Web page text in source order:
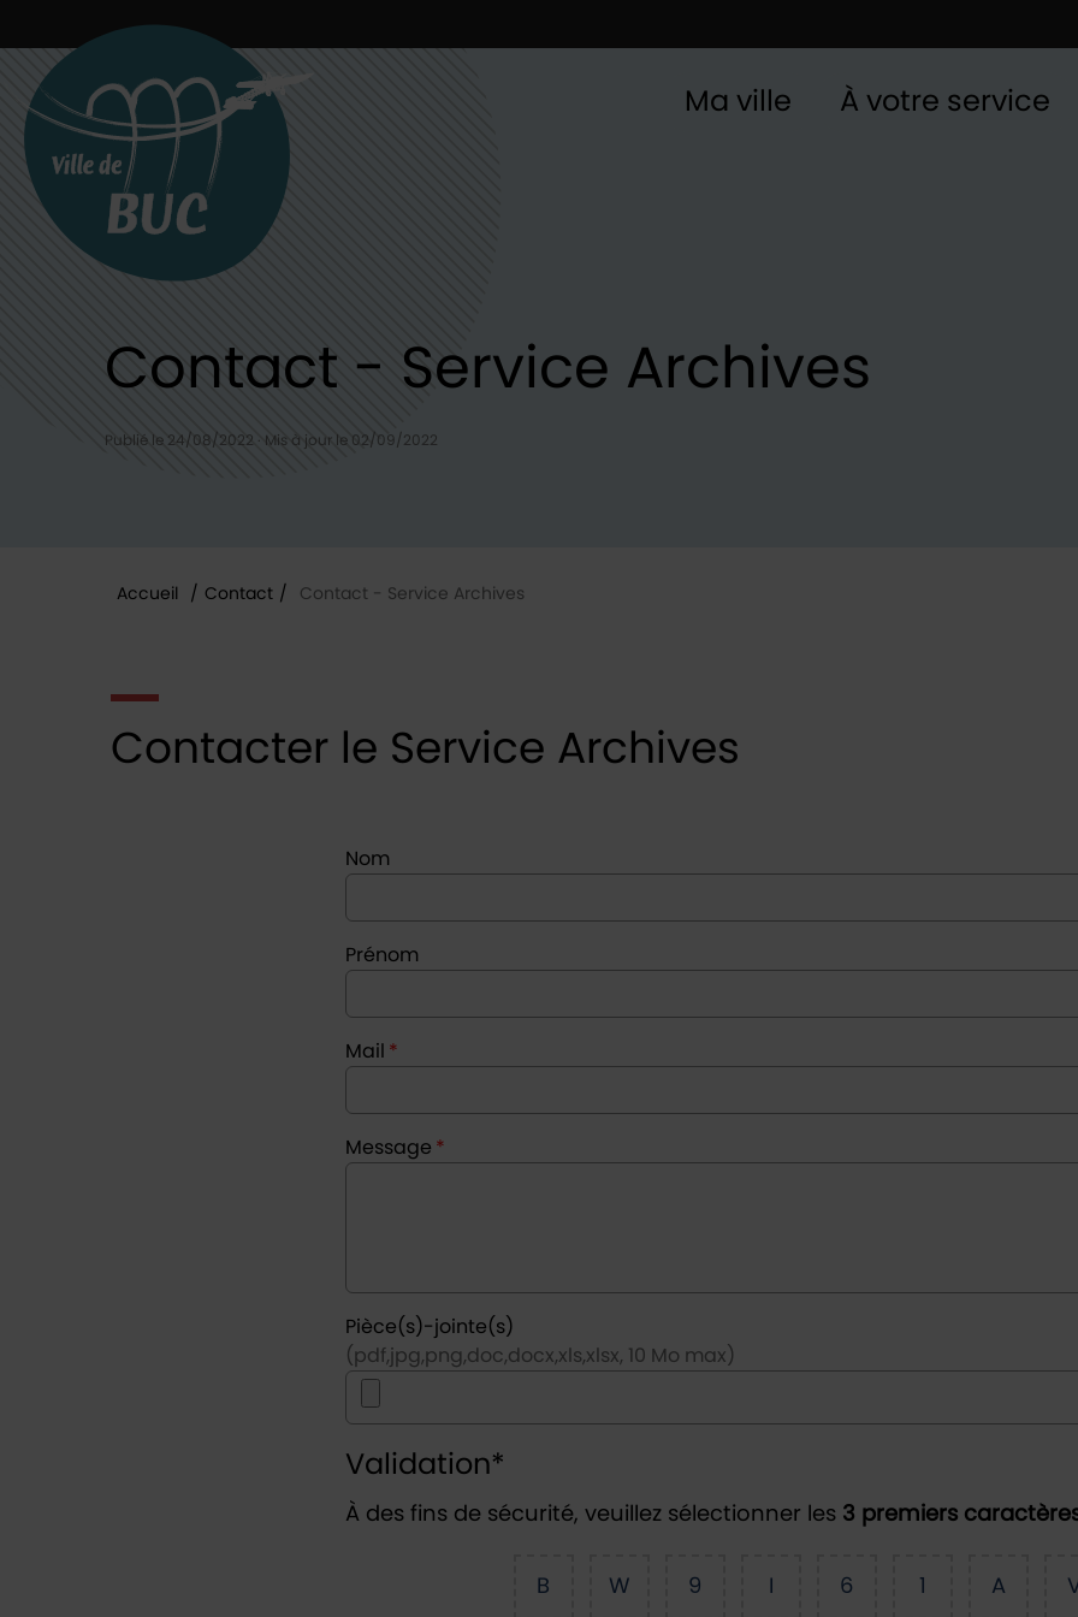
Ma ville À votre service
Contact - Service Archives
Publié le 24/08/2022 · Mis à jour le 02/09/2022
Accueil / Contact / Contact - Service Archives
Contacter le Service Archives
Nom
Prénom
Mail *
Message *
Pièce(s)-jointe(s)
(pdf,jpg,png,doc,docx,xls,xlsx, 10 Mo max)
Validation*
À des fins de sécurité, veuillez sélectionner les 3 premiers
B W 9 6 1 A